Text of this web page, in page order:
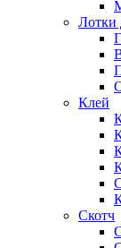
Лотки
Клей
Скотч